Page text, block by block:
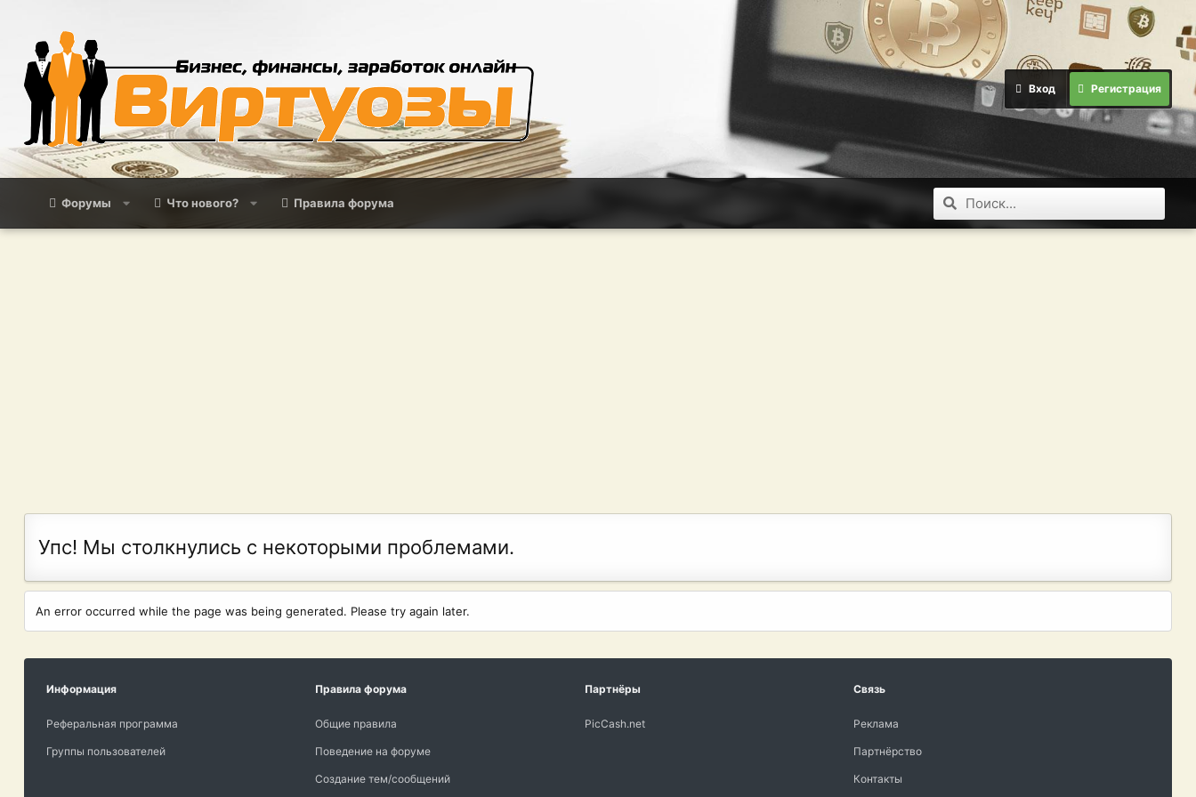
Вход Регистрация
Форумы Что нового? Правила форума
Упс! Мы столкнулись с некоторыми проблемами.
An error occurred while the page was being generated. Please try again later.
Информация
Реферальная программа
Группы пользователей
Правила форума
Общие правила
Поведение на форуме
Создание тем/сообщений
Партнёры
PicCash.net
Связь
Реклама
Партнёрство
Контакты